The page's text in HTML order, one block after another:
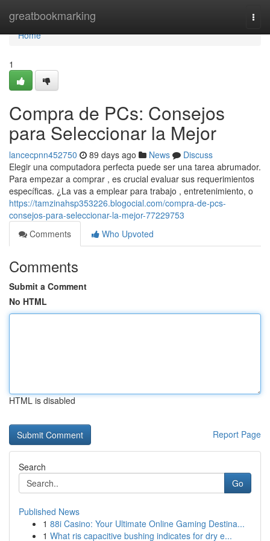
greatbookmarking
Home
Home
1
Compra de PCs: Consejos
para Seleccionar la Mejor
lancecpnn452750 89 days ago News
Discuss
Elegir una computadora perfecta puede ser una tarea abrumador.
Para empezar a comprar , es crucial evaluar sus requerimientos
específicas. ¿La vas a emplear para trabajo , entretenimiento, o
https://tamzinahsp353226.blogocial.com/compra-de-pcs-
consejos-para-seleccionar-la-mejor-77229753
Comments
Who Upvoted
Comments
Submit a Comment
No HTML
HTML is disabled
Report Page
Search
Go
Published News
1 88i Casino: Your Ultimate Online Gaming Destina...
1 What ris capacitive bushing indicates for dry e...